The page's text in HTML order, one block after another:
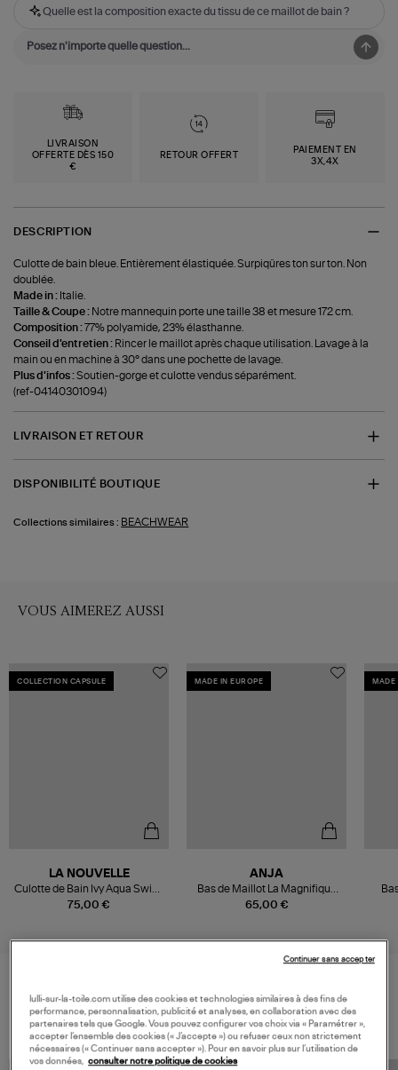
Quelle est la composition exacte du tissu de ce maillot de bain ?
LIVRAISON
OFFERTE DÈS 150
€
RETOUR OFFERT
PAIEMENT EN
3X,4X
DESCRIPTION
Culotte de bain bleue. Entièrement élastiquée. Surpiqûres ton sur ton. Non
doublée.
Made in : Italie.
Taille & Coupe : Notre mannequin porte une taille 38 et mesure 172 cm.
Composition : 77% polyamide, 23% élasthanne.
Conseil d'entretien : Rincer le maillot après chaque utilisation. Lavage à la
main ou en machine à 30° dans une pochette de lavage.
Plus d'infos :Soutien-gorge et culotte vendus séparément.
(ref-04140301094)
LIVRAISON ET RETOUR
DISPONIBILITÉ BOUTIQUE
Collections similaires : BEACHWEAR
VOUS AIMEREZ AUSSI
COLLECTION CAPSULE
75,00 €
LA NOUVELLE
Culotte de Bain Ivy Aqua Swim,
Capsule Heritage
MADE IN EUROPE
65,00 €
ANJA
Bas de Maillot La Magnifique
Navy
MADE
VOS DERNIERS PRODUITS VUS
lulli-sur-la-toile.com utilise des cookies et technologies similaires à des fins de
performance, personnalisation, publicité et analyses, en collaboration avec des
partenaires tels que Google. Vous pouvez configurer vos choix via « Paramétrer »,
accepter l’ensemble des cookies (« J’accepte ») ou refuser ceux non strictement
nécessaires (« Continuer sans accepter »). Pour en savoir plus sur l’utilisation de
vos données, consulter notre politique de cookies
Continuer sans accepter